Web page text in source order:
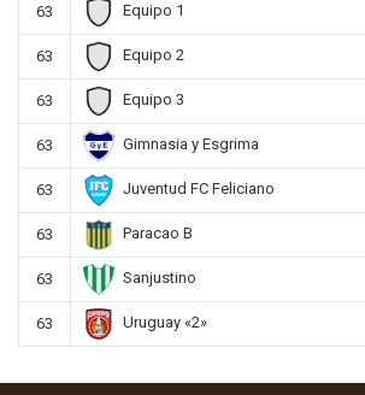
63 Equipo 1
63 Equipo 2
63 Equipo 3
63 Gimnasia y Esgrima
63 Juventud FC Feliciano
63 Paracao B
63 Sanjustino
63 Uruguay «2»